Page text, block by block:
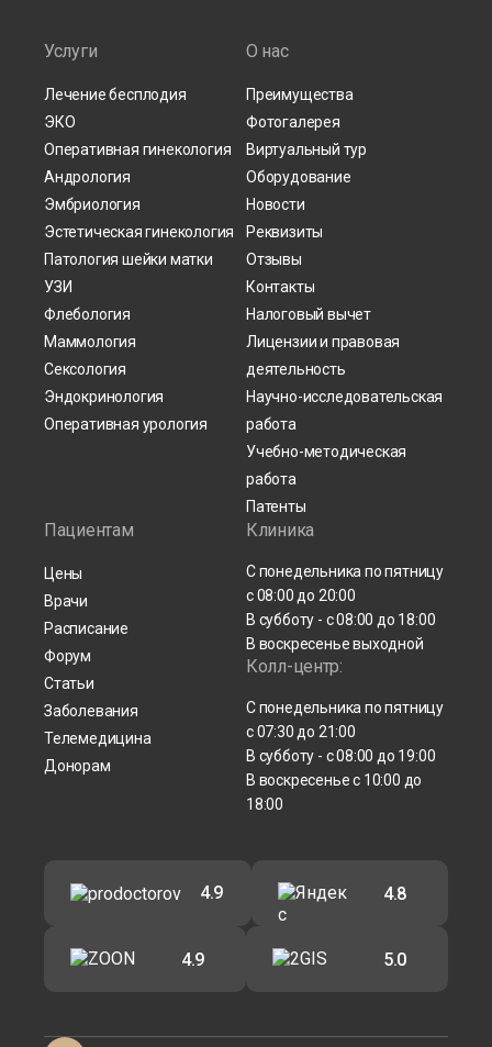
Услуги
Лечение бесплодия
ЭКО
Оперативная гинекология
Андрология
Эмбриология
Эстетическая гинекология
Патология шейки матки
УЗИ
Флебология
Маммология
Сексология
Эндокринология
Оперативная урология
О нас
Преимущества
Фотогалерея
Виртуальный тур
Оборудование
Новости
Реквизиты
Отзывы
Контакты
Налоговый вычет
Лицензии и правовая
деятельность
Научно-исследовательская
работа
Учебно-методическая
работа
Патенты
Пациентам
Цены
Врачи
Расписание
Форум
Статьи
Заболевания
Телемедицина
Донорам
Клиника
С понедельника по пятницу
с 08:00 до 20:00
В субботу - с 08:00 до 18:00
В воскресенье выходной
Колл-центр:
С понедельника по пятницу
с 07:30 до 21:00
В субботу - с 08:00 до 19:00
В воскресенье с 10:00 до
18:00
4.9 4.8
4.9 5.0